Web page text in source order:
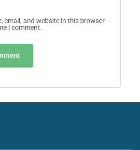
email, and website in this browser
I comment.